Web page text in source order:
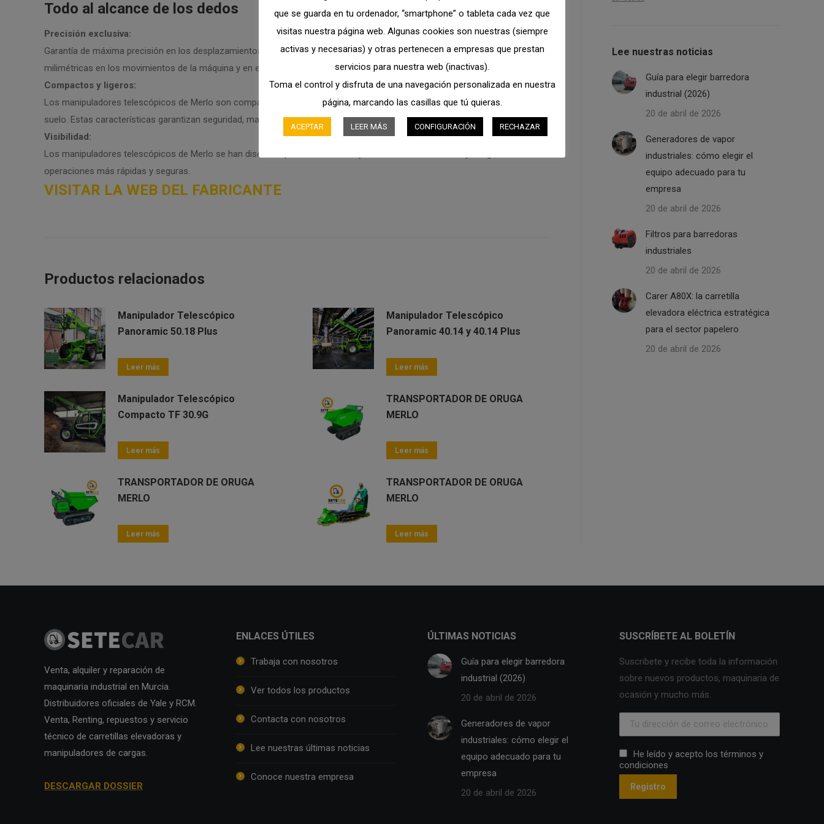
Todo al alcance de los dedos
Precisión exclusiva:
Garantía de máxima precisión en los desplazamientos gracias a la transmisión hidrostática, que asegura variaciones
milimétricas en los movimientos de la máquina y en el posicionamiento de la carga.
Compactos y ligeros:
Los manipuladores telescópicos de Merlo son compactos y ligeros, para reducir los espacios de maniobra y el impacto en el
suelo. Estas características garantizan seguridad, manejabilidad, productividad y menores consumos.
Visibilidad:
Los manipuladores telescópicos de Merlo se han diseñado para ofrecer la mejor visibilidad del mercado y asegurar
operaciones más rápidas y seguras.
VISITAR LA WEB DEL FABRICANTE
Productos relacionados
Manipulador Telescópico
Panoramic 50.18 Plus
Leer más
Manipulador Telescópico
Panoramic 40.14 y 40.14 Plus
Leer más
Manipulador Telescópico
Compacto TF 30.9G
Leer más
TRANSPORTADOR DE ORUGA
MERLO
Leer más
TRANSPORTADOR DE ORUGA
MERLO
Leer más
TRANSPORTADOR DE ORUGA
MERLO
Leer más
Lee nuestras noticias
Guía para elegir barredora
industrial (2026)
20 de abril de 2026
Generadores de vapor
industriales: cómo elegir el
equipo adecuado para tu
empresa
20 de abril de 2026
Filtros para barredoras
industriales
20 de abril de 2026
Carer A80X: la carretilla
elevadora eléctrica estratégica
para el sector papelero
20 de abril de 2026
Venta, alquiler y reparación de
maquinaria industrial en Murcia.
Distribuidores oficiales de Yale y RCM.
Venta, Renting, repuestos y servicio
técnico de carretillas elevadoras y
manipuladores de cargas.
DESCARGAR DOSSIER
ENLACES ÚTILES
Trabaja con nosotros
Ver todos los productos
Contacta con nosotros
Lee nuestras últimas noticias
Conoce nuestra empresa
ÚLTIMAS NOTICIAS
Guía para elegir barredora
industrial (2026)
20 de abril de 2026
Generadores de vapor
industriales: cómo elegir el
equipo adecuado para tu
empresa
20 de abril de 2026
SUSCRÍBETE AL BOLETÍN
Suscribete y recibe toda la información
sobre nuevos productos, maquinaria de
ocasión y mucho más.
He leído y acepto los términos y
condiciones
que se guarda en tu ordenador, “smartphone” o tableta cada vez que
visitas nuestra página web. Algunas cookies son nuestras (siempre
activas y necesarias) y otras pertenecen a empresas que prestan
servicios para nuestra web (inactivas).
Toma el control y disfruta de una navegación personalizada en nuestra
página, marcando las casillas que tú quieras.
ACEPTAR LEER MÁS CONFIGURACIÓN RECHAZAR